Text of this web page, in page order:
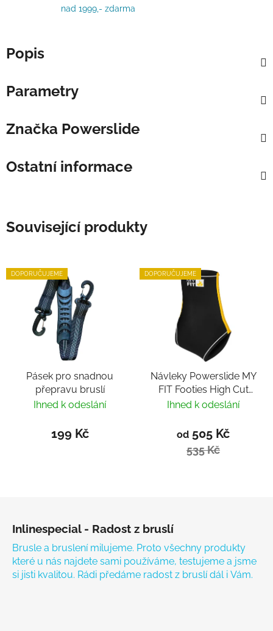
nad 1999,- zdarma
Popis
Parametry
Značka Powerslide
Ostatní informace
Související produkty
DOPORUČUJEME
Pásek pro snadnou
přepravu bruslí
Ihned k odeslání
199 Kč
DOPORUČUJEME
Návleky Powerslide MY
FIT Footies High Cut
2mm
Ihned k odeslání
od 505 Kč
535 Kč
Inlinespecial - Radost z bruslí
Brusle a bruslení milujeme. Proto všechny produkty
které u nás najdete sami používáme, testujeme a jsme
si jisti kvalitou. Rádi předáme radost z bruslí dál i Vám.